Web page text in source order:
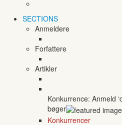
SECTIONS
Anmeldere
Forfattere
Artikler
Konkurrence: Anmeld
bøger
Konkurrencer